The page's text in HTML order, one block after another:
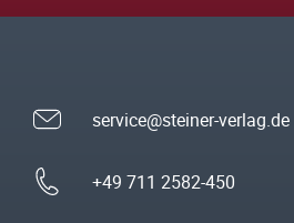
service@steiner-verlag.de
+49 711 2582-450